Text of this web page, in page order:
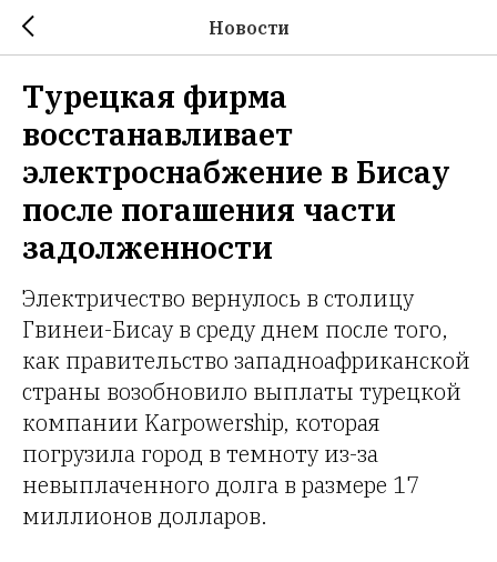
Новости
Турецкая фирма
восстанавливает
электроснабжение в Бисау
после погашения части
задолженности
Электричество вернулось в столицу
Гвинеи-Бисау в среду днем после того,
как правительство западноафриканской
страны возобновило выплаты турецкой
компании Karpowership, которая
погрузила город в темноту из-за
невыплаченного долга в размере 17
миллионов долларов.